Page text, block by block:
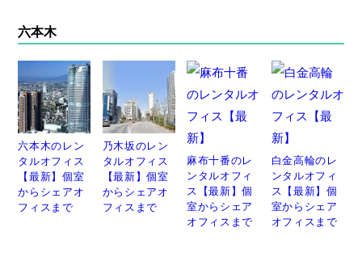
六本木
六本木のレン
タルオフィス
【最新】個室
からシェアオ
フィスまで
乃木坂のレン
タルオフィス
【最新】個室
からシェアオ
フィスまで
麻布十番のレ
ンタルオフィ
ス【最新】個
室からシェア
オフィスまで
白金高輪のレ
ンタルオフィ
ス【最新】個
室からシェア
オフィスまで